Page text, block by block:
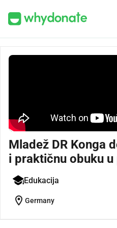
Mladež DR Konga
i praktičnu obuku
Edukacija
location_on Germany